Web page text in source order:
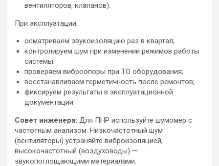
вентиляторов, клапанов).
При эксплуатации:
осматриваем звукоизоляцию раз в квартал;
контролируем шум при изменении режимов работы
системы;
проверяем виброопоры при ТО оборудования;
восстанавливаем герметичность после ремонтов;
фиксируем результаты в эксплуатационной
документации.
Совет инженера: Для ПНР используйте шумомер с
частотным анализом. Низкочастотный шум
(вентиляторы) устраняйте виброизоляцией,
высокочастотный (воздуховоды) —
звукопоглощающими материалами.